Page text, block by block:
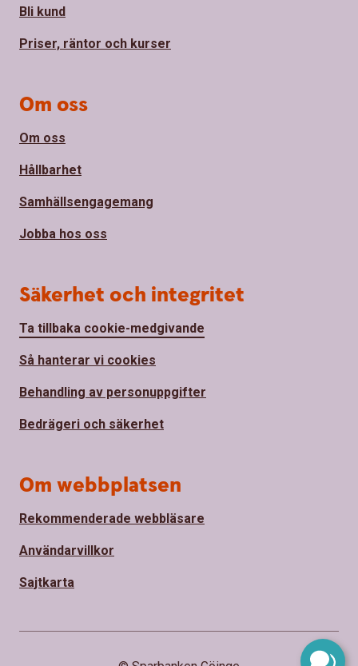
Bli kund
Priser, räntor och kurser
Om oss
Om oss
Hållbarhet
Samhällsengagemang
Jobba hos oss
Säkerhet och integritet
Ta tillbaka cookie-medgivande
Så hanterar vi cookies
Behandling av personuppgifter
Bedrägeri och säkerhet
Om webbplatsen
Rekommenderade webbläsare
Användarvillkor
Sajtkarta